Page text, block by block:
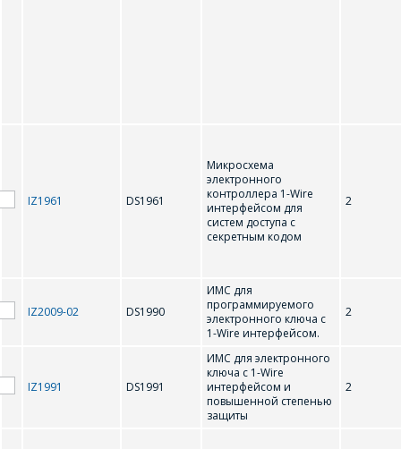
IZ1961 DS1961
Микросхема
электронного
контроллера 1-Wire
интерфейсом для
систем доступа с
секретным кодом
2
IZ2009-02 DS1990
ИМС для
программируемого
электронного ключа с
1-Wire интерфейсом.
2
IZ1991 DS1991
ИМС для электронного
ключа с 1-Wire
интерфейсом и
повышенной степенью
защиты
2